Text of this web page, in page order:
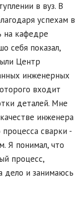
в вуз. В
успехам в
на кафедре
себя показал,
Центр
инженерных
входит
деталей. Мне
инженера
процесса сварки -
Я понимал, что
процесс,
дело и занимаюсь